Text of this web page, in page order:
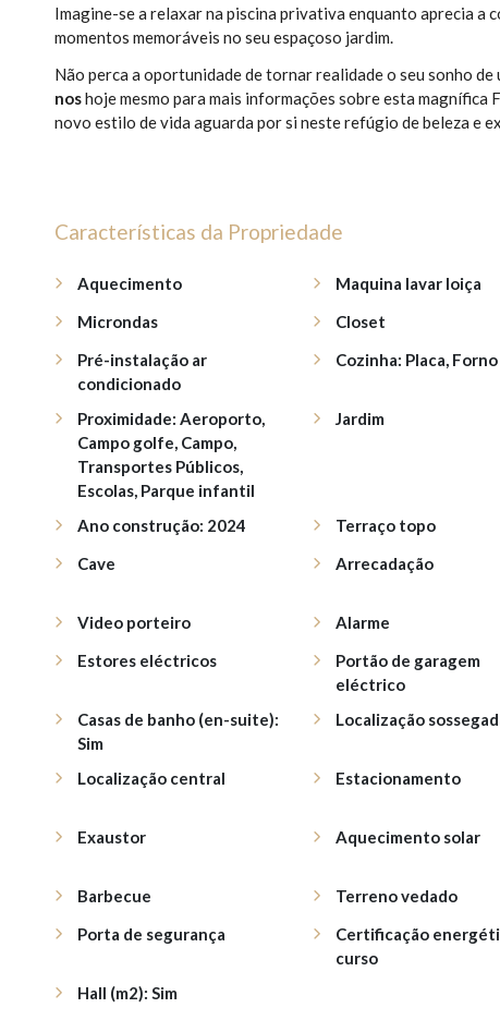
Imagine-se a relaxar na piscina privativa enquanto aprecia a
momentos memoráveis no seu espaçoso jardim.
Não perca a oportunidade de tornar realidade o seu sonho
noshoje mesmo para mais informações sobre esta
novo estilo de vida aguarda por si neste refúgio de beleza e
Características da Propriedade
Aquecimento Maquina lavar loiça
Microndas
Closet
Pré-instalação ar
condicionado
Cozinha: Placa, Forno
Proximidade: Aeroporto,
Campo golfe, Campo,
Transportes Públicos,
Escolas, Parque infantil
Jardim
Ano construção: 2024 Terraço topo
Cave
Arrecadação
Video porteiro
Alarme
Estores eléctricos
Portão de garagem
eléctrico
Casas de banho (en-suite):
Sim
Localização
Localização central Estacionamento
Exaustor
Aquecimento solar
Barbecue
Terreno vedado
Porta de segurança
Certificação
curso
Hall (m2): Sim